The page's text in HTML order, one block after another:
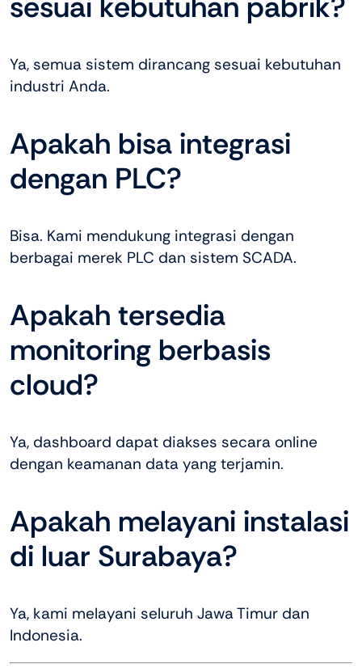
Ya, semua sistem dirancang sesuai kebutuhan
industri Anda.
Apakah bisa integrasi
dengan PLC?
Bisa. Kami mendukung integrasi dengan
berbagai merek PLC dan sistem SCADA.
Apakah tersedia
monitoring berbasis
cloud?
Ya, dashboard dapat diakses secara online
dengan keamanan data yang terjamin.
Apakah melayani instalasi
di luar Surabaya?
Ya, kami melayani seluruh Jawa Timur dan
Indonesia.